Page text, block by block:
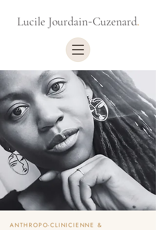
Lucile Jourdain-Cuzenard.
ANTHROPO-CLINICIENNE &